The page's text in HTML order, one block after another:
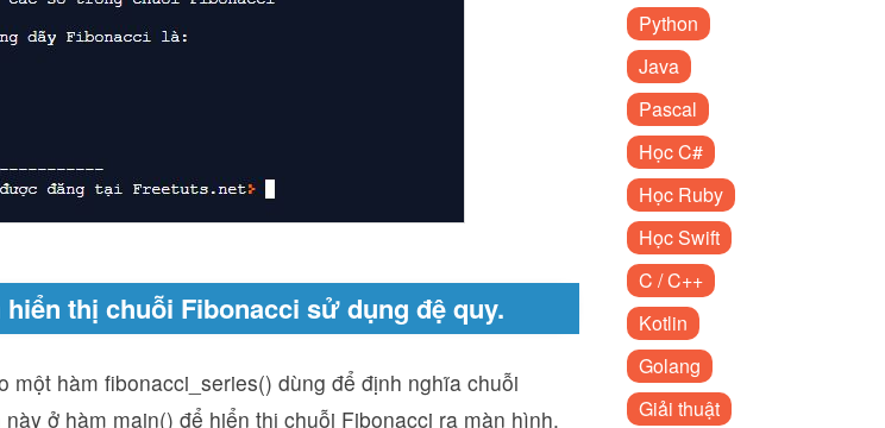
thị chuỗi Fibonacci sử dụng đệ quy.
một hàm fibonacci_series() dùng để định nghĩa chuỗi
ở hàm main() để hiển thị chuỗi Fibonacci ra màn hình.
Python
Java
Pascal
Học C#
Học Ruby
Học Swift
C / C++
Kotlin
Golang
Giải thuật